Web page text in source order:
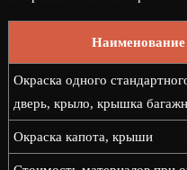
Наименование
Окраска одного
дверь, крыло, крышка
Окраска капота, крыши